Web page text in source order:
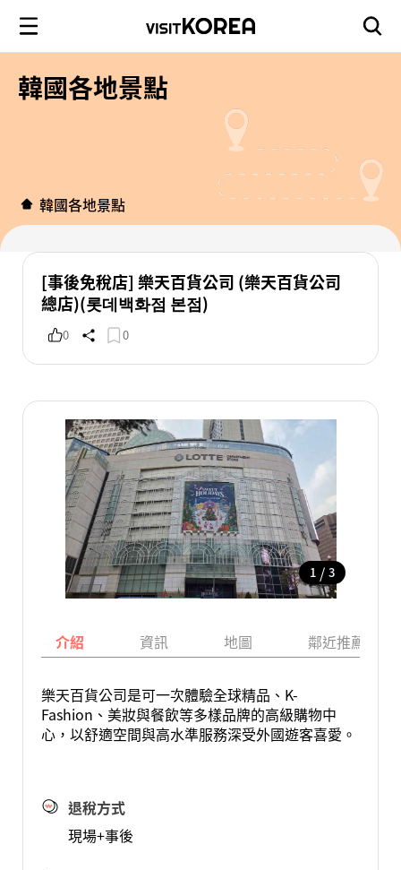
韓國各地景點
韓國各地景點
[事後免稅店] 樂天百貨公司 (樂天百貨公司
總店)(롯데백화점 본점)
0 0
1 / 3
介紹 資訊 地圖 鄰近推薦景點
樂天百貨公司是可一次體驗全球精品、K-
Fashion、美妝與餐飲等多樣品牌的高級購物中
心，以舒適空間與高水準服務深受外國遊客喜愛。
退稅方式
現場+事後